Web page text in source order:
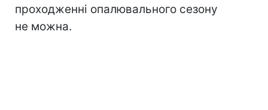
проходженні опалювального сезону
не можна.